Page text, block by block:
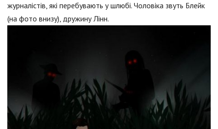
журналістів, які перебувають у шлюбі. Чоловіка звуть Блейк
(на фото внизу), дружину Лінн.